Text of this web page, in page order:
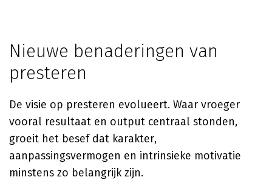
Nieuwe benaderingen van
presteren
De visie op presteren evolueert. Waar vroeger
vooral resultaat en output centraal stonden,
groeit het besef dat karakter,
aanpassingsvermogen en intrinsieke motivatie
minstens zo belangrijk zijn.